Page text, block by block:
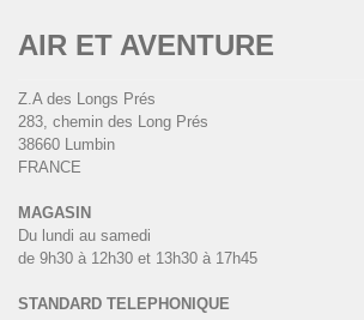
AIR ET AVENTURE
Z.A des Longs Prés
283, chemin des Long Prés
38660 Lumbin
FRANCE
MAGASIN
Du lundi au samedi
de 9h30 à 12h30 et 13h30 à 17h45
STANDARD TELEPHONIQUE